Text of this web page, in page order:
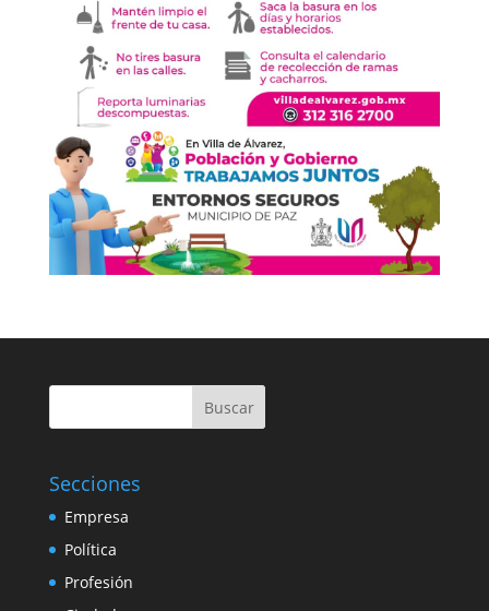
Buscar
Secciones
Empresa
Política
Profesión